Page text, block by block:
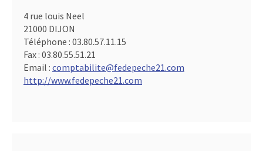
4 rue louis Neel
21000 DIJON
Téléphone : 03.80.57.11.15
Fax : 03.80.55.51.21
Email : comptabilite@fedepeche21.com
http://www.fedepeche21.com